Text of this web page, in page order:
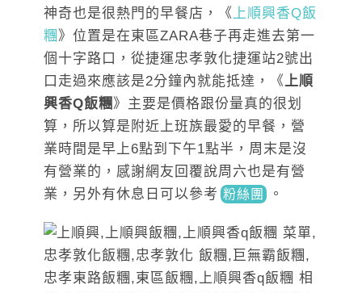
神奇也是很熱門的早餐店，《上順興香Q飯
糰 》位置是在東區ZARA巷子再走進去第一
個十字路口，從捷運忠孝敦化捷運站2號出
口走過來應該是2分鐘內就能抵達，《上順
興香Q飯糰》主要是價格跟份量真的很划
算，所以算是附近上班族最愛的早餐，營
業時間是早上6點到下午1點半，周末是沒
有營業的，感謝網友回覆說周六也是有營
業，另外有休息日可以參考 粉絲團 。